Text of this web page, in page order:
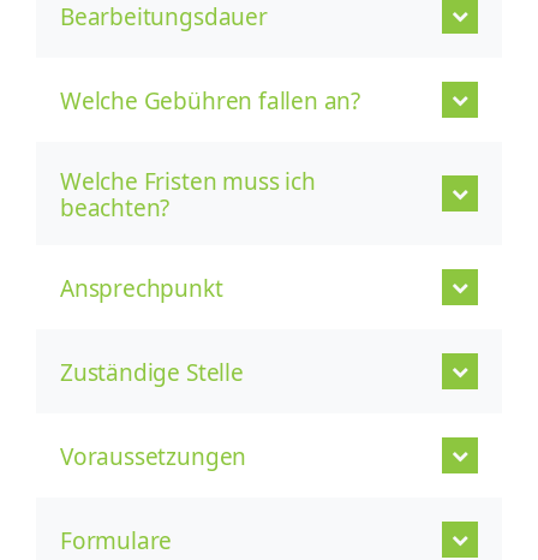
Bearbeitungsdauer
Welche Gebühren fallen an?
Welche Fristen muss ich
beachten?
Ansprechpunkt
Zuständige Stelle
Voraussetzungen
Formulare